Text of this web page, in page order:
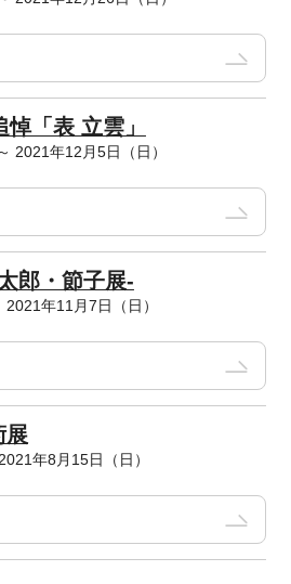
「表 立雲」
2021年12月5日（日）
郎・節子展-
年11月7日（日）
展
年8月15日（日）